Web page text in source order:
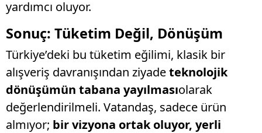
yardımcı oluyor.
Sonuç: Tüketim Değil, Dönüşüm
Türkiye’deki bu tüketim eğilimi, klasik bir
alışveriş davranışından ziyadeteknolojik
dönüşümün tabana yayılmasıolarak
değerlendirilmeli. Vatandaş, sadece ürün
almıyor; bir vizyona ortak oluyor, yerli